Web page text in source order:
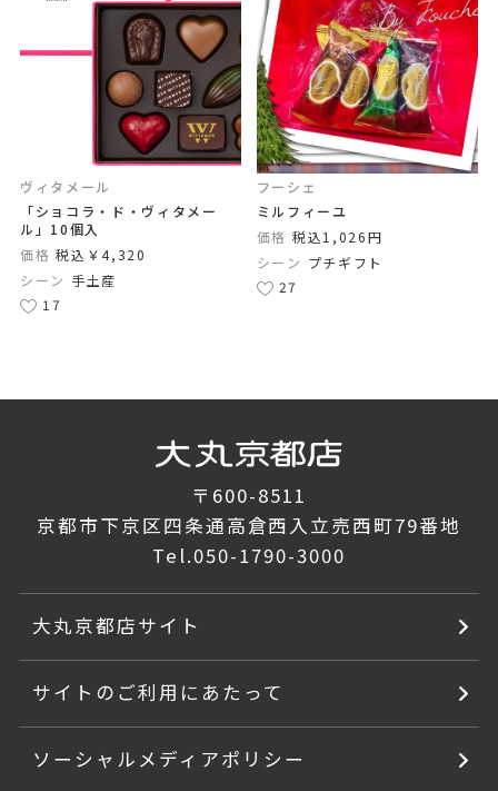
ヴィタメール
「ショコラ・ド・ヴィタメー
ル」10個入
価格 税込￥4,320
シーン 手土産
17
フーシェ
ミルフィーユ
価格 税込1,026円
シーン プチギフト
27
〒600-8511
京都市下京区四条通高倉西入立売西町79番地
Tel.050-1790-3000
大丸京都店サイト
サイトのご利用にあたって
ソーシャルメディアポリシー